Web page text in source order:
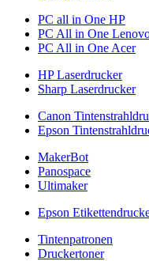
PC all in One HP
PC All in One
PC All in One Acer
HP Laserdrucker
Sharp Laserdrucker
Canon
Epson
MakerBot
Panospace
Ultimaker
Epson
Tintenpatronen
Druckertoner